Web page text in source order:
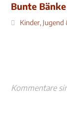
Bunte
Kinder, Jugend
Kommentare